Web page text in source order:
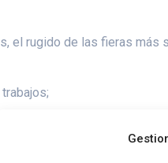
el rugido de las fieras más
Pero más que de las